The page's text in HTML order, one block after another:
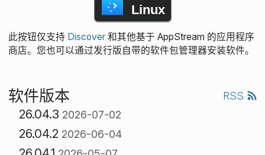
Linux
此按钮仅支持 Discover和其他基于 AppStream 的应用程序
商店。您也可以通过发行版自带的软件包管理器安装软件。
软件版本 RSS
26.04.3 2026-07-02
26.04.2 2026-06-04